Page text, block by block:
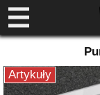
Artykuły